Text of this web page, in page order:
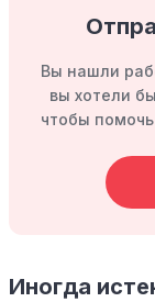
Вы нашли
вы хотели
чтобы
Иногда